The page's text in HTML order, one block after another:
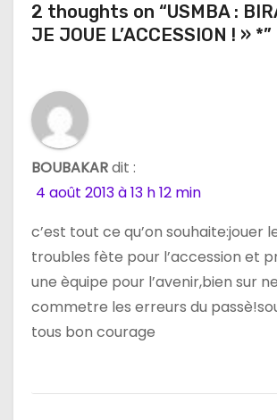
o
d
e
a
r
t
c
2 thoughts on “USMBA :
JE JOUE L’ACCESSION ! » *”
BOUBAKARdit :
4 août 2013 à 13 h 12 min
c’est tout ce qu’on souhaite:jouer
troubles fète pour l’accession et
une èquipe pour l’avenir,bien sur
commetre les erreurs du
tous bon courage